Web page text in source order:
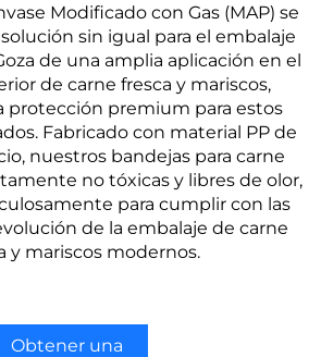
Modificado con Gas (MAP) se
sin igual para el embalaje
de una amplia aplicación en el
de carne fresca y mariscos,
protección premium para estos
Fabricado con material PP de
nuestros bandejas para carne
no tóxicas y libres de olor,
para cumplir con las
de la embalaje de carne
y mariscos modernos.
Obtener una